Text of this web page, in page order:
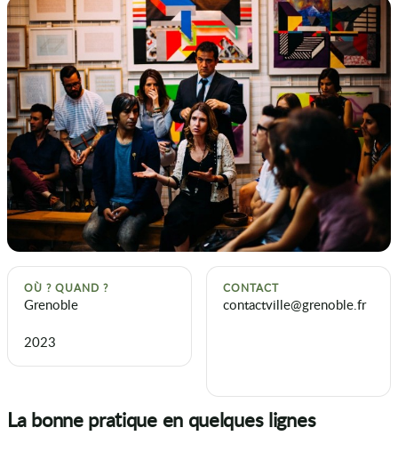
OÙ ? QUAND ?
Grenoble
2023
CONTACT
contactville@grenoble.fr
La bonne pratique en quelques lignes